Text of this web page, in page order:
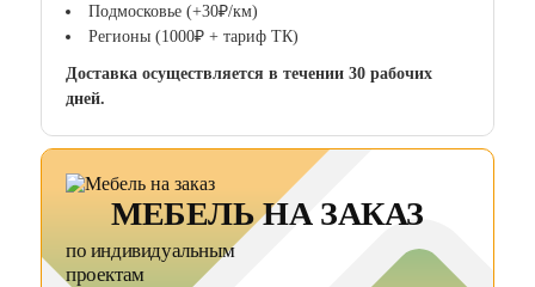
Подмосковье (+30₽/км)
Регионы (1000₽ + тариф ТК)
Доставка осуществляется в течении 30 рабочих
дней.
МЕБЕЛЬ НА ЗАКАЗ
по индивидуальным
проектам